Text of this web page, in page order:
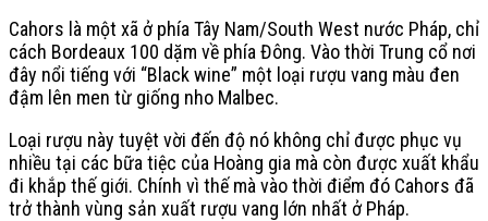
Cahors là một xã ở phía Tây Nam/South West nước Pháp, chỉ
cách Bordeaux 100 dặm về phía Đông. Vào thời Trung cổ nơi
đây nổi tiếng với “Black wine” một loại rượu vang màu đen
đậm lên men từ giống nho Malbec.
Loại rượu này tuyệt vời đến độ nó không chỉ được phục vụ
nhiều tại các bữa tiệc của Hoàng gia mà còn được xuất khẩu
đi khắp thế giới. Chính vì thế mà vào thời điểm đó Cahors đã
trở thành vùng sản xuất rượu vang lớn nhất ở Pháp.